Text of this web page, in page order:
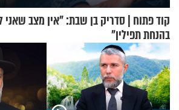
קוד פתוח | סדריק בן שבת: "אין מצב שאני
בהנחת תפילין"